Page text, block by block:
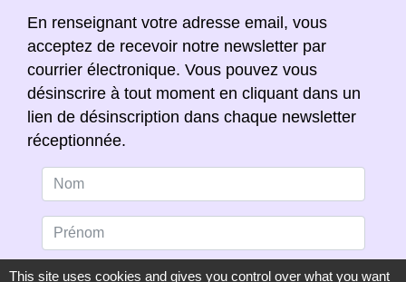
En renseignant votre adresse email, vous
acceptez de recevoir notre newsletter par
courrier électronique. Vous pouvez vous
désinscrire à tout moment en cliquant dans un
lien de désinscription dans chaque newsletter
réceptionnée.
This site uses cookies and gives you control over what you want